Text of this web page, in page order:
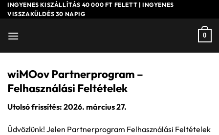
Skip
to
INGYENES KISZÁLLÍTÁS 40 000 FT FELETT | INGYENES
VISSZAKÜLDÉS 30 NAPIG
0
wiMOov Partnerprogram –
Felhasználási Feltételek
Utolsó frissítés: 2026. március 27.
Üdvözlünk! Jelen Partnerprogram Felhasználási Feltételek